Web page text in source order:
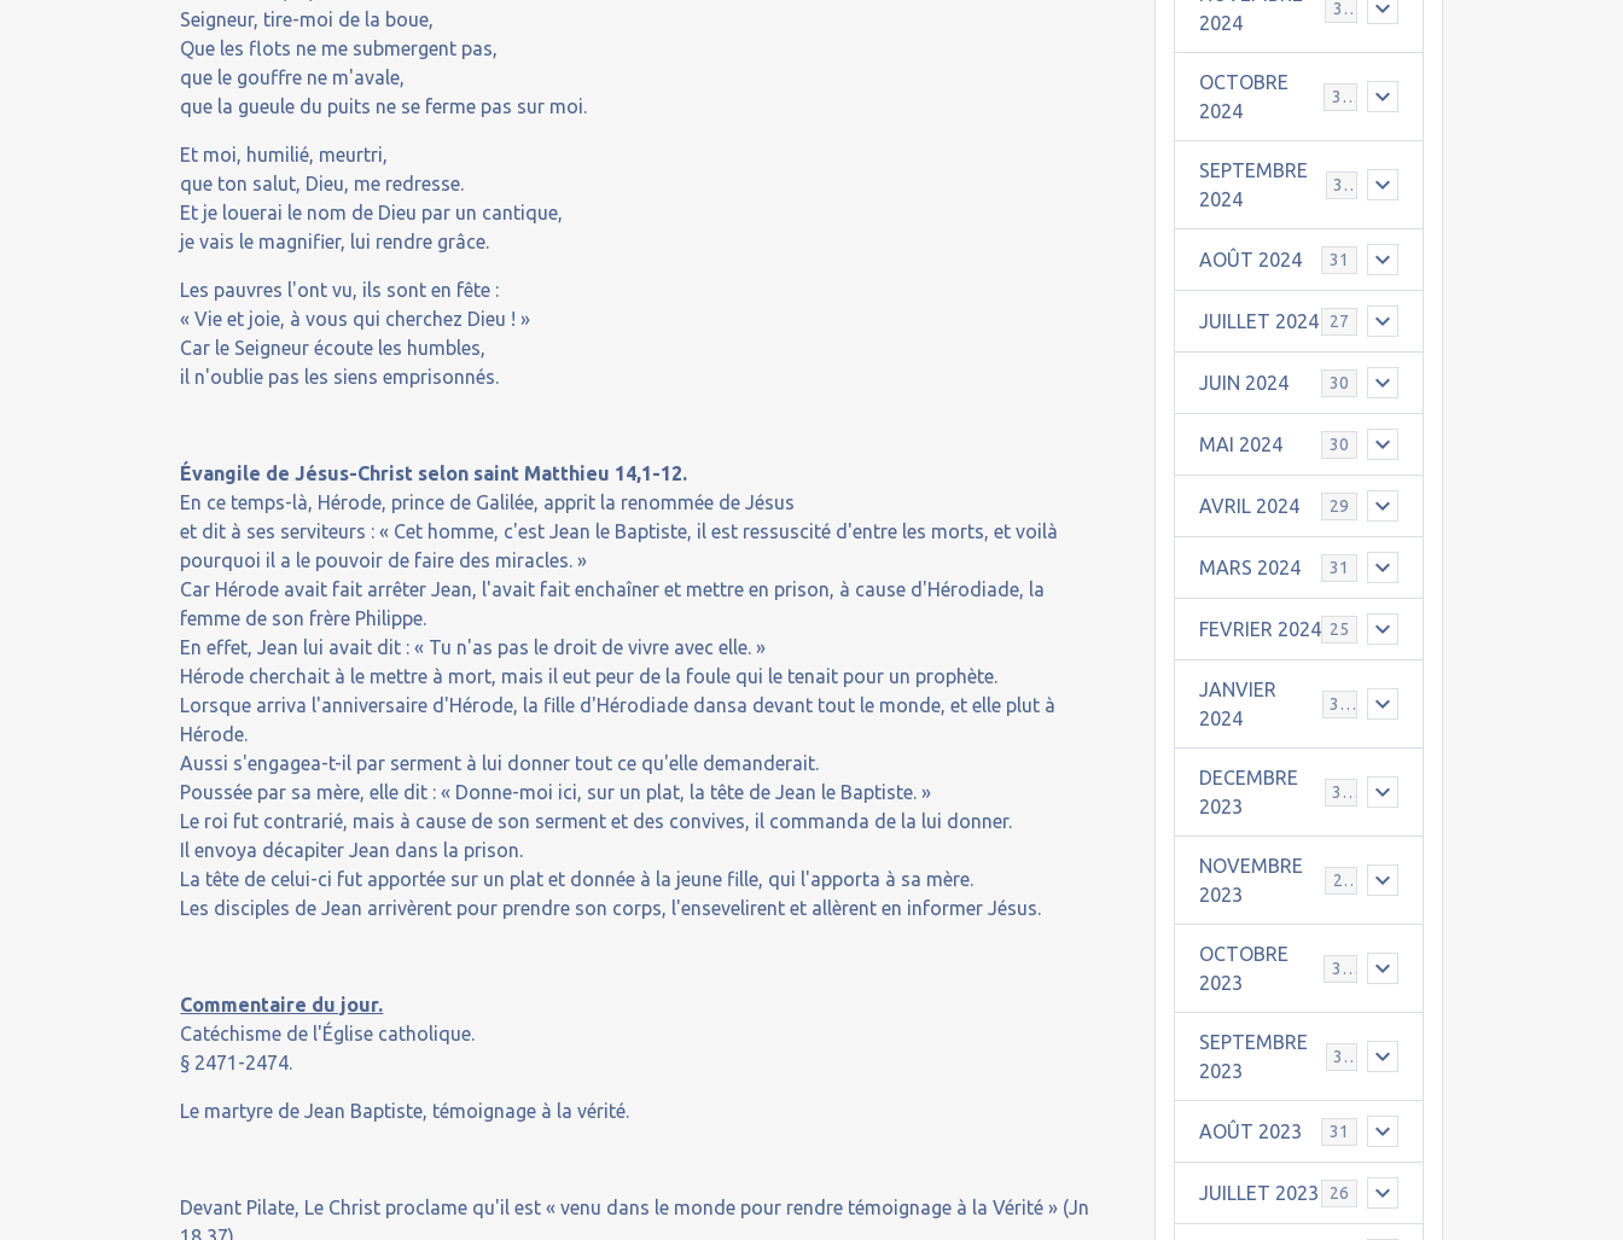
Seigneur, tire-moi de la boue,
Que les flots ne me submergent pas,
que le gouffre ne m'avale,
que la gueule du puits ne se ferme pas sur moi.
Et moi, humilié, meurtri,
que ton salut, Dieu, me redresse.
Et je louerai le nom de Dieu par un cantique,
je vais le magnifier, lui rendre grâce.
Les pauvres l'ont vu, ils sont en fête :
« Vie et joie, à vous qui cherchez Dieu ! »
Car le Seigneur écoute les humbles,
il n'oublie pas les siens emprisonnés.
Évangile de Jésus-Christ selon saint Matthieu 14,1-12.
En ce temps-là, Hérode, prince de Galilée, apprit la renommée de Jésus
et dit à ses serviteurs : « Cet homme, c'est Jean le Baptiste, il est ressuscité d'entre les morts, et voilà
pourquoi il a le pouvoir de faire des miracles. »
Car Hérode avait fait arrêter Jean, l'avait fait enchaîner et mettre en prison, à cause d'Hérodiade, la
femme de son frère Philippe.
En effet, Jean lui avait dit : « Tu n'as pas le droit de vivre avec elle. »
Hérode cherchait à le mettre à mort, mais il eut peur de la foule qui le tenait pour un prophète.
Lorsque arriva l'anniversaire d'Hérode, la fille d'Hérodiade dansa devant tout le monde, et elle plut à
Hérode.
Aussi s'engagea-t-il par serment à lui donner tout ce qu'elle demanderait.
Poussée par sa mère, elle dit : « Donne-moi ici, sur un plat, la tête de Jean le Baptiste. »
Le roi fut contrarié, mais à cause de son serment et des convives, il commanda de la lui donner.
Il envoya décapiter Jean dans la prison.
La tête de celui-ci fut apportée sur un plat et donnée à la jeune fille, qui l'apporta à sa mère.
Les disciples de Jean arrivèrent pour prendre son corps, l'ensevelirent et allèrent en informer Jésus.
Commentaire du jour.
Catéchisme de l'Église catholique.
§ 2471-2474.
Le martyre de Jean Baptiste, témoignage à la vérité.
Devant Pilate, Le Christ proclame qu'il est « venu dans le monde pour rendre témoignage à la Vérité » (Jn
2024
30
OCTOBRE
2024
31
SEPTEMBRE
2024
30
AOÛT 2024 31
JUILLET 2024 27
JUIN 2024 30
MAI 2024 30
AVRIL 2024 29
MARS 2024 31
FEVRIER 2024 25
JANVIER
2024
30
DECEMBRE
2023
31
NOVEMBRE
2023
24
OCTOBRE
2023
31
SEPTEMBRE
2023
30
AOÛT 2023 31
JUILLET 2023 26